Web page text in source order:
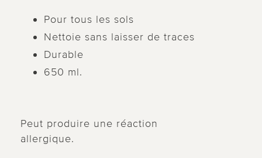
Pour tous les sols
Nettoie sans laisser de traces
Durable
650 ml.
Peut produire une réaction
allergique.